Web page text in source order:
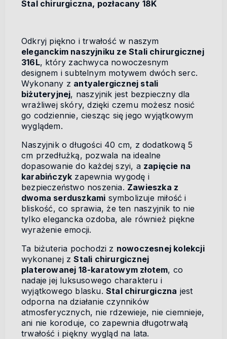
Stal chirurgiczna, pozłacany 18K
Odkryj piękno i trwałość w naszym
eleganckim naszyjniku ze Stali chirurgicznej
316L, który zachwyca nowoczesnym
designem i subtelnym motywem dwóch serc.
Wykonany z antyalergicznej stali
biżuteryjnej, naszyjnik jest bezpieczny dla
wrażliwej skóry, dzięki czemu możesz nosić
go codziennie, ciesząc się jego wyjątkowym
wyglądem.
Naszyjnik o długości 40 cm, z dodatkową 5
cm przedłużką, pozwala na idealne
dopasowanie do każdej szyi, a zapięcie na
karabińczyk zapewnia wygodę i
bezpieczeństwo noszenia. Zawieszka z
dwoma serduszkami symbolizuje miłość i
bliskość, co sprawia, że ten naszyjnik to nie
tylko elegancka ozdoba, ale również piękne
wyrażenie emocji.
Ta biżuteria pochodzi z nowoczesnej kolekcji
wykonanej zStali chirurgicznej
platerowanej 18-karatowym złotem, co
nadaje jej luksusowego charakteru i
wyjątkowego blasku. Stal chirurgiczna jest
odporna na działanie czynników
atmosferycznych, nie rdzewieje, nie ciemnieje,
ani nie koroduje, co zapewnia długotrwałą
trwałość i piękny wygląd na lata.